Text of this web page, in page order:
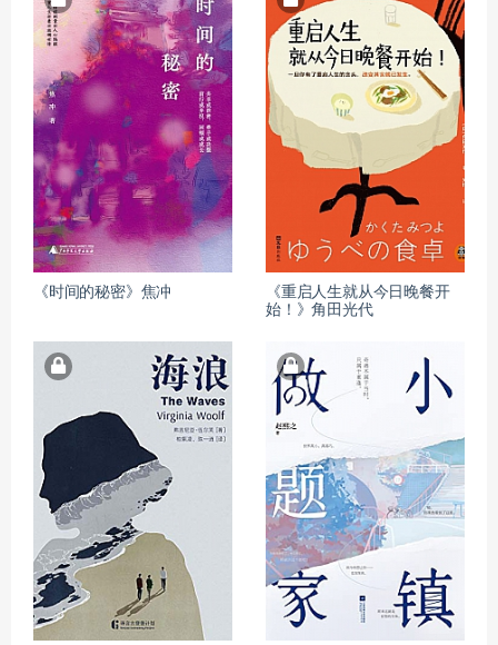
《时间的秘密》焦冲
《重启人生就从今日晚餐开
始！》角田光代